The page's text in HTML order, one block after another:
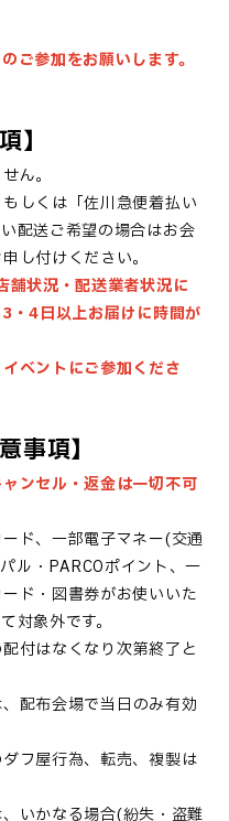
ご参加をお願いします。
】
ん。
しくは「佐川急便着払い
配送ご希望の場合はお会
し付けください。
舗状況・配送業者状況に
・4日以上お届けに時間が
ベントにご参加くださ
事項】
ンセル・返金は一切不可
ド、一部電子マネー(交通
ル・PARCOポイント、一
ド・図書券がお使いいた
対象外です。
付はなくなり次第終了と
配布会場で当日のみ有効
フ屋行為、転売、複製は
いかなる場合(紛失・盗難